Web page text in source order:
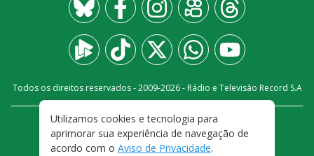
Todos os direitos reservados - 2009-2026- Rádio e Televisão Record S.A
FALE CONOSCO
PRIVACIDADE
TERMOS E CONDIÇÕES DE USO
Utilizamos cookies e tecnologia para
aprimorar sua experiência de navegação de
acordo com o Aviso de Privacidade.